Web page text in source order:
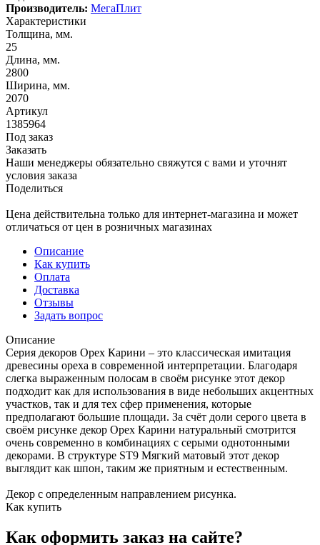
Производитель: МегаПлит
Характеристики
Толщина, мм.
25
Длина, мм.
2800
Ширина, мм.
2070
Артикул
1385964
Под заказ
Заказать
Наши менеджеры обязательно свяжутся с вами и уточнят
условия заказа
Поделиться
Цена действительна только для интернет-магазина и может
отличаться от цен в розничных магазинах
Описание
Как купить
Оплата
Доставка
Отзывы
Задать вопрос
Описание
Серия декоров Орех Карини – это классическая имитация
древесины ореха в современной интерпретации. Благодаря
слегка выраженным полосам в своём рисунке этот декор
подходит как для использования в виде небольших акцентных
участков, так и для тех сфер применения, которые
предполагают большие площади. За счёт доли серого цвета в
своём рисунке декор Орех Карини натуральный смотрится
очень современно в комбинациях с серыми однотонными
декорами. В структуре ST9 Мягкий матовый этот декор
выглядит как шпон, таким же приятным и естественным.
Декор с определенным направлением рисунка.
Как купить
Как оформить заказ на сайте?